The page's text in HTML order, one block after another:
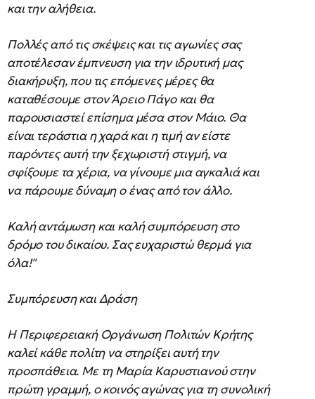
και την αλήθεια.
Πολλές από τις σκέψεις και τις αγωνίες σας
αποτέλεσαν έμπνευση για την ιδρυτική μας
διακήρυξη, που τις επόμενες μέρες θα
καταθέσουμε στον Άρειο Πάγο και θα
παρουσιαστεί επίσημα μέσα στον Μάιο. Θα
είναι τεράστια η χαρά και η τιμή αν είστε
παρόντες αυτή την ξεχωριστή στιγμή, να
σφίξουμε τα χέρια, να γίνουμε μια αγκαλιά και
να πάρουμε δύναμη ο ένας από τον άλλο.
Καλή αντάμωση και καλή συμπόρευση στο
δρόμο του δικαίου. Σας ευχαριστώ θερμά για
όλα!"
Συμπόρευση και Δράση
Η Περιφερειακή Οργάνωση Πολιτών Κρήτης
καλεί κάθε πολίτη να στηρίξει αυτή την
προσπάθεια. Με τη Μαρία Καρυστιανού στην
πρώτη γραμμή, ο κοινός αγώνας για τη συνολική